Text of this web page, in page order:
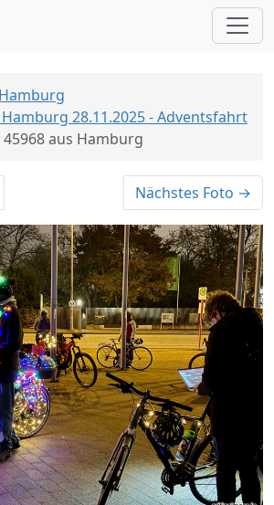
Hamburg
28.11.2025 - Adventsfahrt
45968 aus Hamburg
Nächstes Foto →